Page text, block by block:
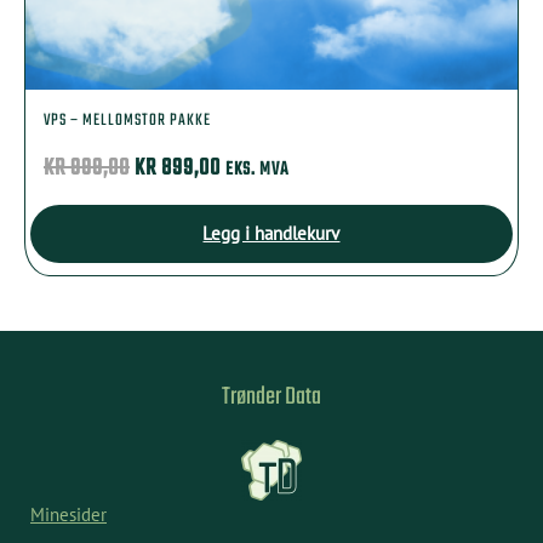
VPS – MELLOMSTOR PAKKE
KR999,00OPPRINNELIG
PRIS
KR 999,00.
KR899,00NÅVÆRENDE
PRIS
ER:
KR 899,00.
EKS. MVA
Legg i handlekurv
Trønder Data
Minesider